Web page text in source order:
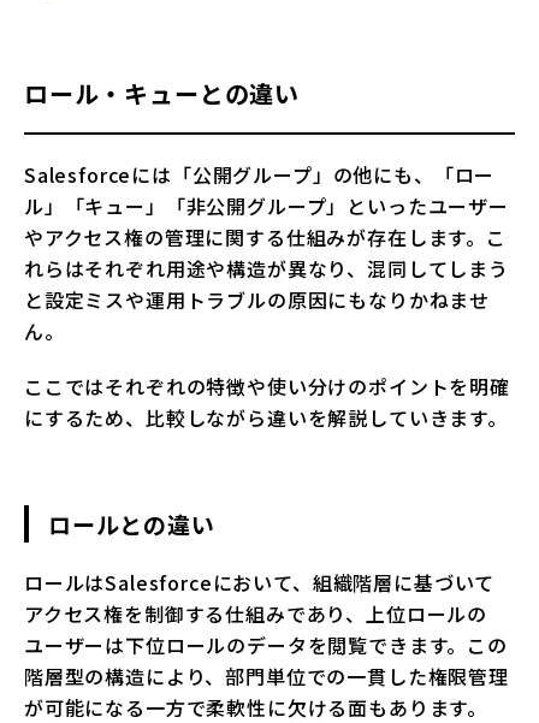
ロール・キューとの違い
Salesforceには「公開グループ」の他にも、「ロー
ル」「キュー」「非公開グループ」といったユーザー
やアクセス権の管理に関する仕組みが存在します。こ
れらはそれぞれ用途や構造が異なり、混同してしまう
と設定ミスや運用トラブルの原因にもなりかねませ
ん。
ここではそれぞれの特徴や使い分けのポイントを明確
にするため、比較しながら違いを解説していきます。
ロールとの違い
ロールはSalesforceにおいて、組織階層に基づいて
アクセス権を制御する仕組みであり、上位ロールの
ユーザーは下位ロールのデータを閲覧できます。この
階層型の構造により、部門単位での一貫した権限管理
が可能になる一方で柔軟性に欠ける面もあります。